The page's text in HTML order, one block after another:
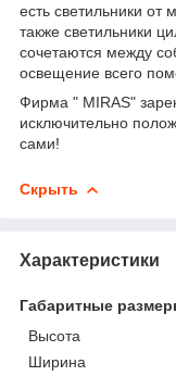
есть светильники от
также светильники
сочетаются между
освещение всего
Фирма " MIRAS"
исключительно
сами!
Скрыть
Характеристики
Габаритные
Высота
Ширина